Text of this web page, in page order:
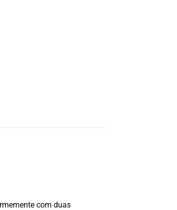
com duas